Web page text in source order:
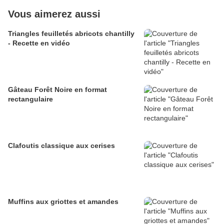
Vous aimerez aussi
Triangles feuilletés abricots chantilly
- Recette en vidéo
Gâteau Forêt Noire en format
rectangulaire
Clafoutis classique aux cerises
Muffins aux griottes et amandes